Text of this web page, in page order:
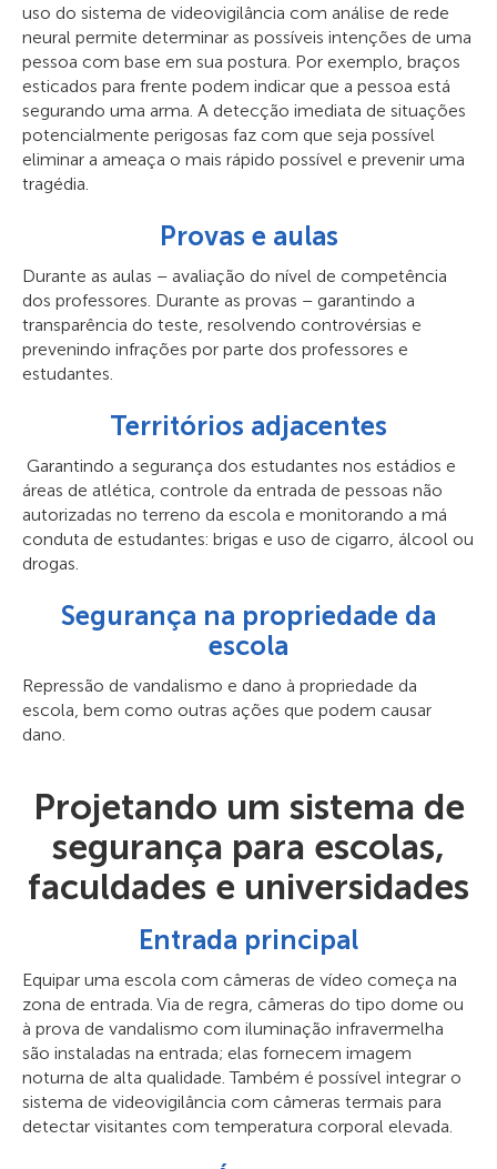
uso do sistema de videovigilância com análise de rede
neural permite determinar as possíveis intenções de uma
pessoa com base em sua postura. Por exemplo, braços
esticados para frente podem indicar que a pessoa está
segurando uma arma. A detecção imediata de situações
potencialmente perigosas faz com que seja possível
eliminar a ameaça o mais rápido possível e prevenir uma
tragédia.
Provas e aulas
Durante as aulas – avaliação do nível de competência
dos professores. Durante as provas – garantindo a
transparência do teste, resolvendo controvérsias e
prevenindo infrações por parte dos professores e
estudantes.
Territórios adjacentes
Garantindo a segurança dos estudantes nos estádios e
áreas de atlética, controle da entrada de pessoas não
autorizadas no terreno da escola e monitorando a má
conduta de estudantes: brigas e uso de cigarro, álcool ou
drogas.
Segurança na propriedade da
escola
Repressão de vandalismo e dano à propriedade da
escola, bem como outras ações que podem causar
dano.
Projetando um sistema de
segurança para escolas,
faculdades e universidades
Entrada principal
Equipar uma escola com câmeras de vídeo começa na
zona de entrada. Via de regra, câmeras do tipo dome ou
à prova de vandalismo com iluminação infravermelha
são instaladas na entrada; elas fornecem imagem
noturna de alta qualidade. Também é possível integrar o
sistema de videovigilância com câmeras termais para
detectar visitantes com temperatura corporal elevada.